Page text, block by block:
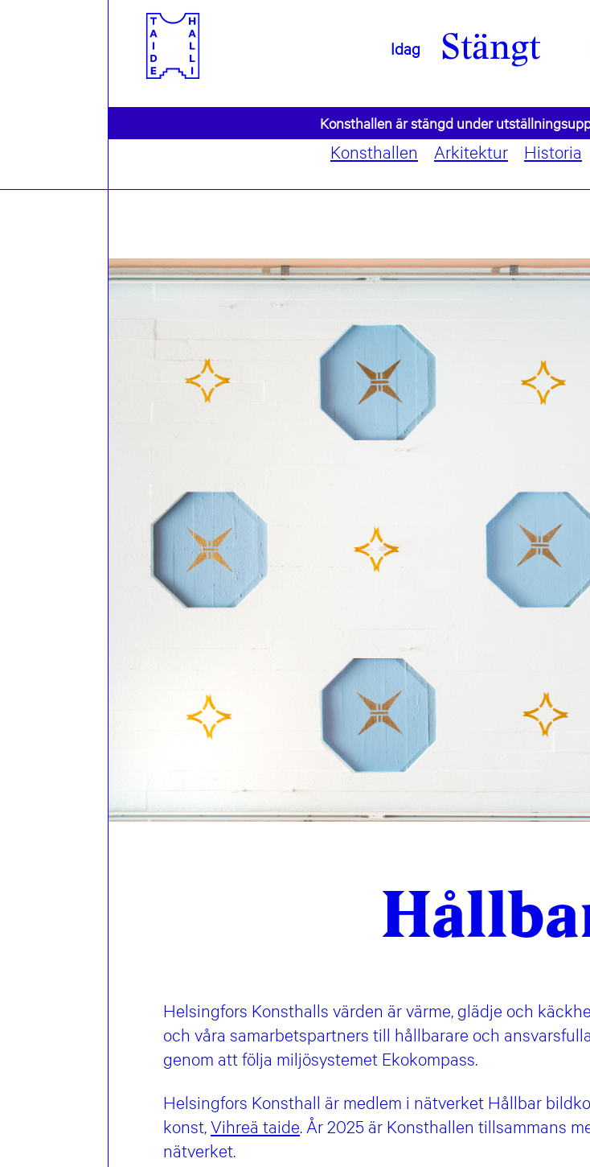
Idag Stängt
Konsthallen är stängd under
Konsthallen Arkitektur Historia
Helsingfors Konsthalls värden är värme, glädje och
och våra samarbetspartners till hållbarare och
genom att följa miljösystemet Ekokompass.
Helsingfors Konsthall är medlem i nätverket Hållbar
konst,Vihreä taide. År 2025 är Konsthallen tillsammans
nätverket.